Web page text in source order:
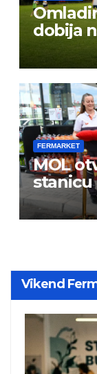
dobija
FERMARKET
MOL
stanicu
Vikend